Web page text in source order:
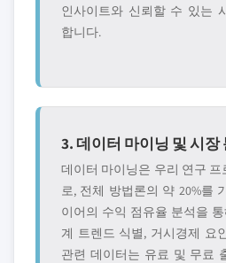
인사이트와 신뢰할 수 있는
합니다.
3. 데이터 마이닝 및 시장
데이터 마이닝은 우리 연구
로, 전체 방법론의 약 20%를
이어의 수익 점유율 분석을
계 트렌드 식별, 거시경제 요
관련 데이터는 유료 및 무료